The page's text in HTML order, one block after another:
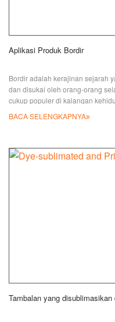
Aplikasi Produk Bordir
Bordir adalah kerajinan sejarah
dan disukai oleh orang-orang
cukup populer di kalangan
produksi massal, kita bisa
BACA SELENGKAPNYA
Tambalan yang